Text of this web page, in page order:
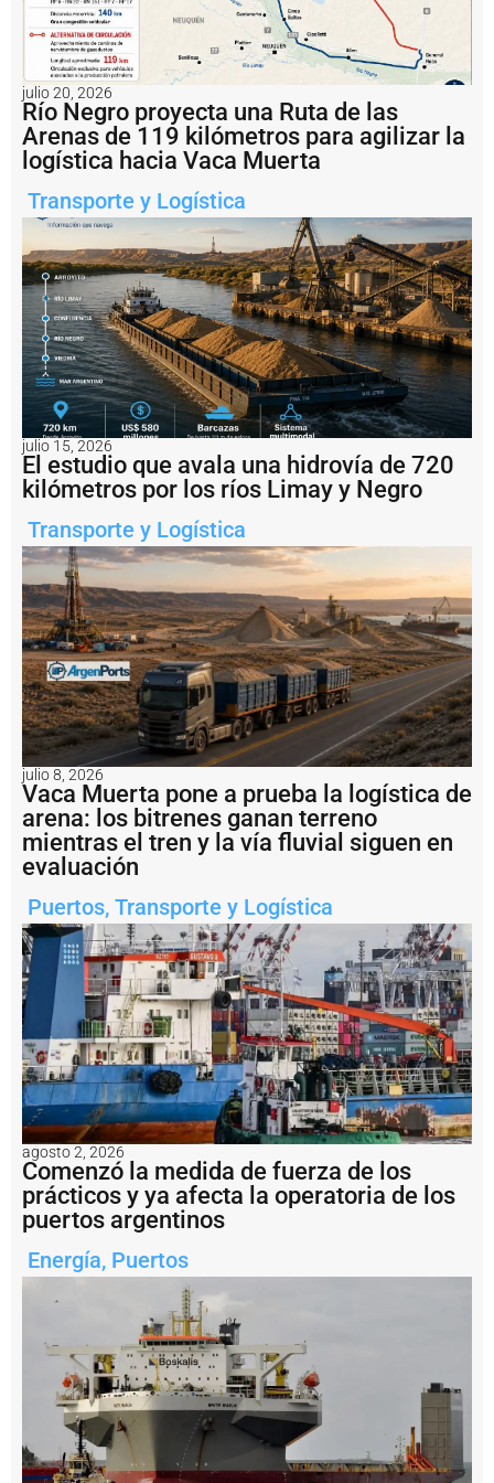
r
c
ti
v
a
c
i
ó
n
d
e
l
a
h
i
s
t
c
a
T
r
m
i
n
a
l
I
d
e
l
P
u
e
r
t
o
V
il
a
C
o
n
s
u
c
i
ó
n
t
r
a
s
c
s
i
u
e
julio 20, 2026
Río Negro proyecta una Ruta de las
Arenas de 119 kilómetros para agilizar la
logística hacia Vaca Muerta
Transporte y Logística
julio 15, 2026
El estudio que avala una hidrovía de 720
kilómetros por los ríos Limay y Negro
Transporte y Logística
julio 8, 2026
Vaca Muerta pone a prueba la logística de
arena: los bitrenes ganan terreno
mientras el tren y la vía fluvial siguen en
evaluación
Puertos, Transporte y Logística
agosto 2, 2026
Comenzó la medida de fuerza de los
prácticos y ya afecta la operatoria de los
puertos argentinos
Energía, Puertos